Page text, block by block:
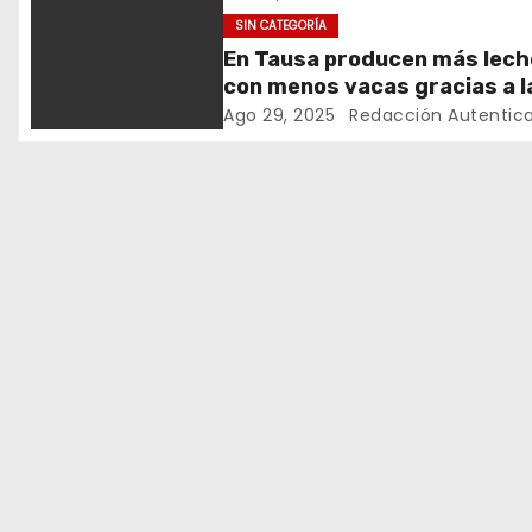
ó
profesora de Ubaté
SIN CATEGORÍA
En Tausa producen más
con menos vacas gracias a
innovación científica
Ago 29, 2025 Redacción Autentica